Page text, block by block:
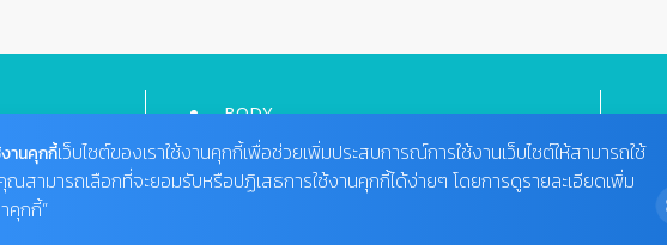
ภาพ
ง "กาย"
"ใจ"
BODY
MIND
VIDEO
านคุกกี้เว็บไซต์ของเราใช้งานคุกกี้เพื่อช่วยเพิ่มประสบการณ์การใช้งานเว็บไซต์ให้สามารถใช้
สามารถเลือกที่จะยอมรับหรือปฏิเสธการใช้งานคุกกี้ได้ง่ายๆ โดยการดูรายละเอียดเพิ่ม
คุกกี้”